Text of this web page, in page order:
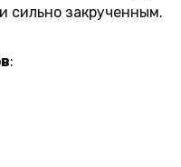
сильно закрученным.
: